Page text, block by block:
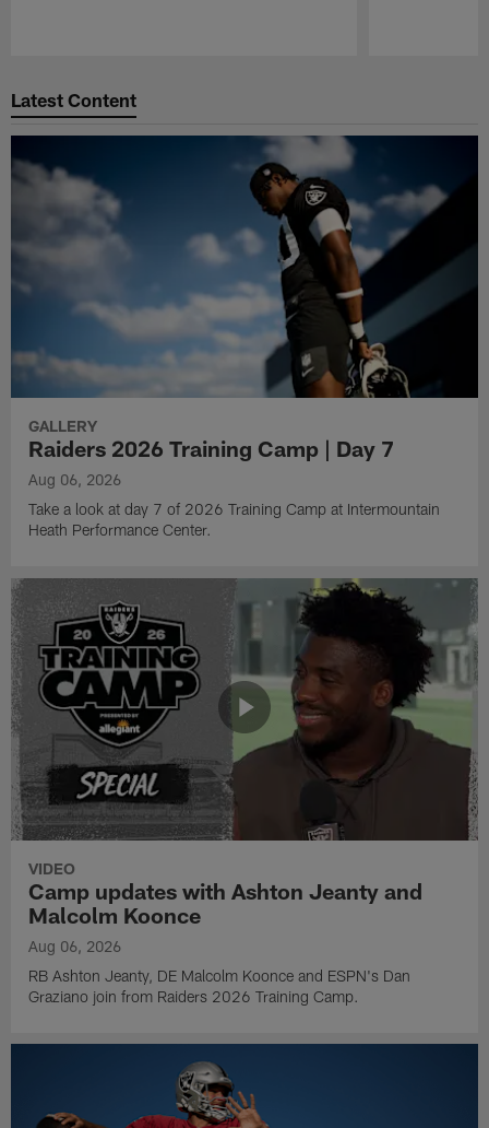
Latest Content
GALLERY
Raiders 2026 Training Camp | Day 7
Aug 06, 2026
Take a look at day 7 of 2026 Training Camp at Intermountain
Heath Performance Center.
VIDEO
Camp updates with Ashton Jeanty and
Malcolm Koonce
Aug 06, 2026
RB Ashton Jeanty, DE Malcolm Koonce and ESPN's Dan
Graziano join from Raiders 2026 Training Camp.